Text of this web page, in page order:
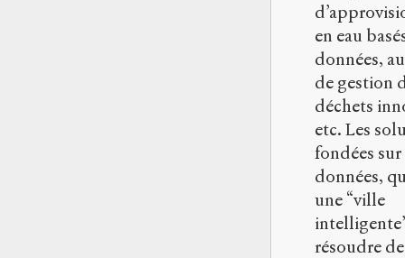
en eau
données,
de gestion
déchets
etc. Les
fondées sur
données,
une “ville
résoudre